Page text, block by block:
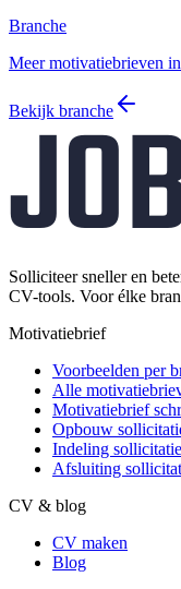
Branche
Meer motivatiebrieven
Bekijk branche
Solliciteer sneller en
CV-tools. Voor élke
Motivatiebrief
Voorbeelden per
Alle
Motivatiebrief
Opbouw
Indeling
Afsluiting
CV & blog
CV maken
Blog